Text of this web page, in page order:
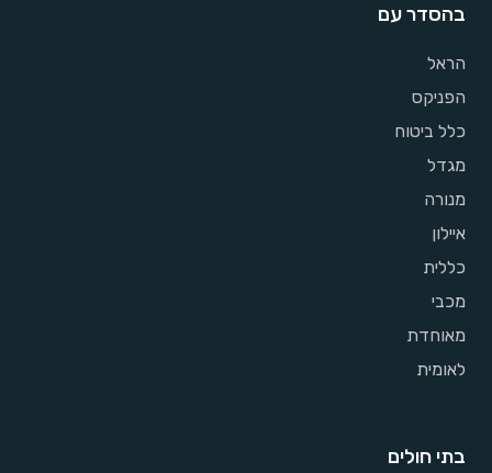
בהסדר עם
הראל
הפניקס
כלל ביטוח
מגדל
מנורה
איילון
כללית
מכבי
מאוחדת
לאומית
בתי חולים